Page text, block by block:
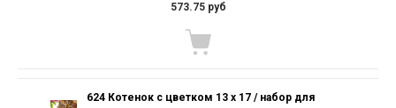
573.75 руб
624 Котенок с цветком 13 х 17 / набор для